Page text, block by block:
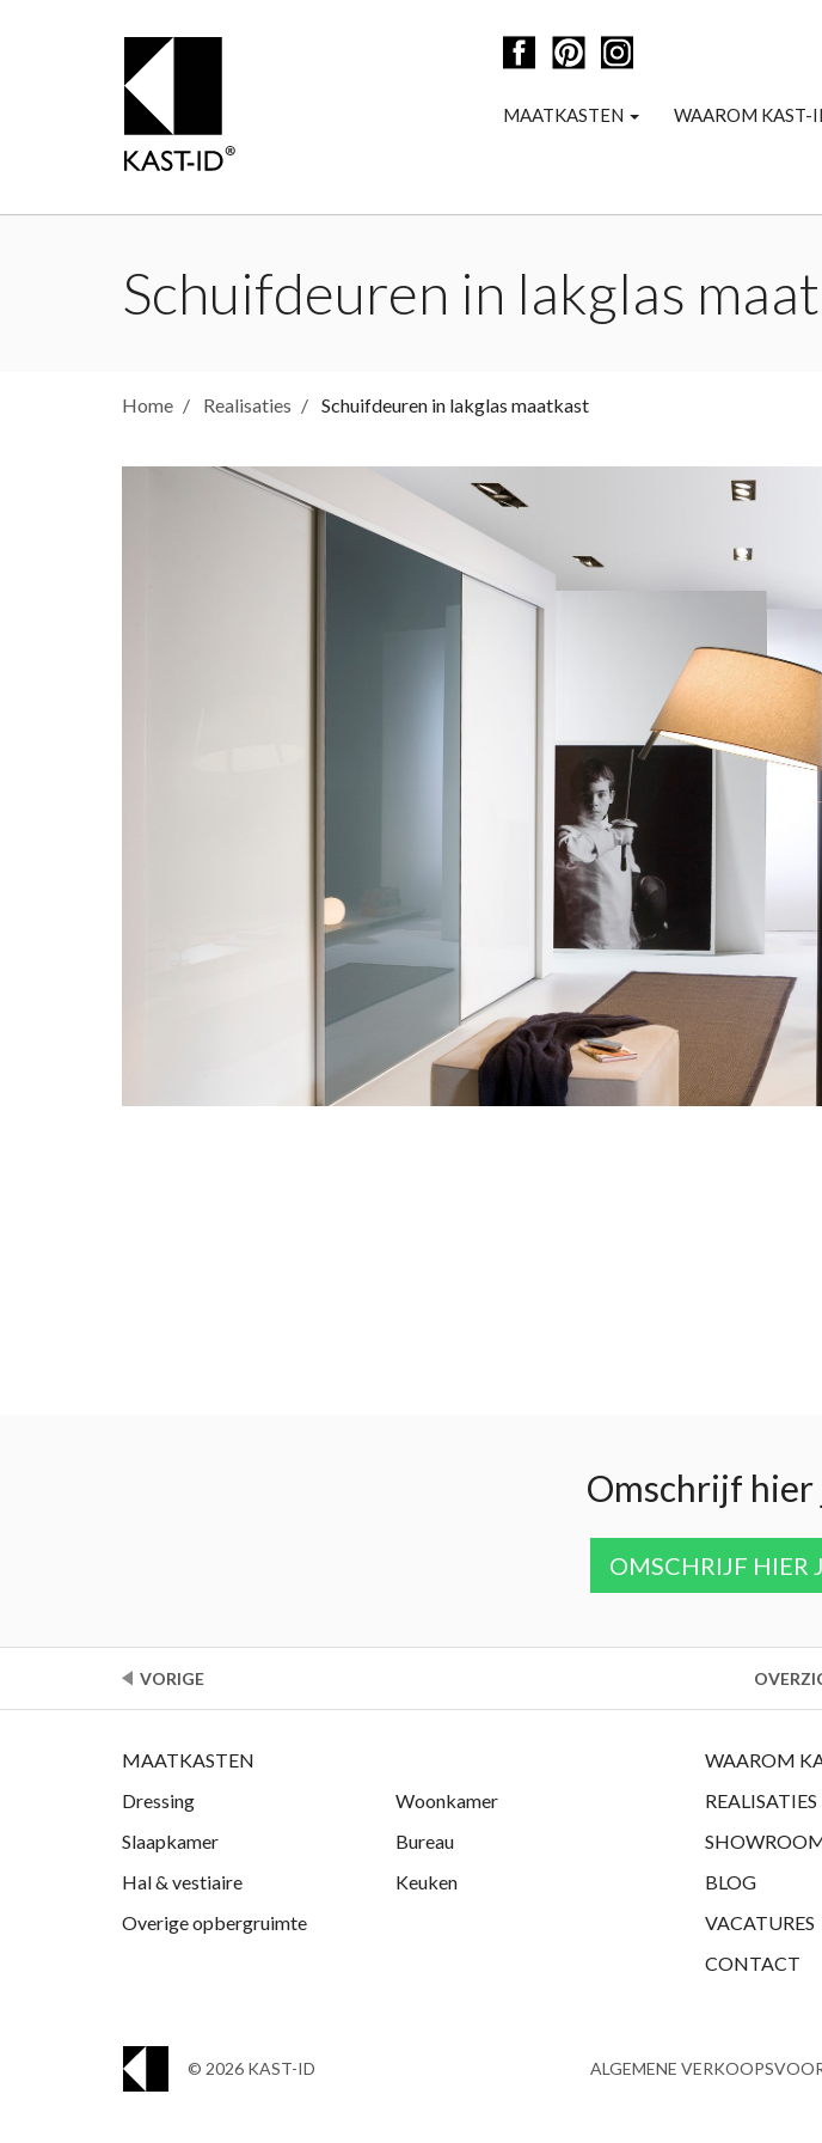
MAATKASTEN WAAROM KAST-
Schuifdeuren in lakglas
Home Realisaties Schuifdeuren in lakglas maatkast
“De plaatsers waren uiterst
vriendelijk en hebben het werk
perfect uitgevoerd. De kasten geven
mijn living een grote meerwaarde en
benadrukken de strakheid van het
geheel...fantastisch!”
Mieke Vandewalle
“Mijn
Omschrijf
OMSCHRIJF HIER
VORIGE
MAATKASTEN
Dressing
Woonkamer
Slaapkamer
Bureau
Hal & vestiaire
Keuken
Overige opbergruimte
WAAROM
REALISATIES
BLOG
VACATURES
CONTACT
© 2026 KAST-ID ALGEMENE